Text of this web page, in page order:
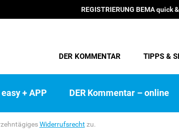
REGISTRIERUNG BEMA quick
DER KOMMENTAR TIPPS &
+ APP DER Kommentar – online
Widerrufsrecht zu.